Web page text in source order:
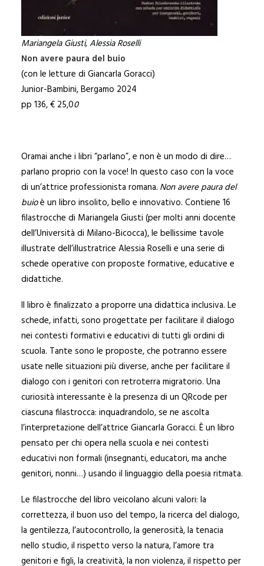
Mariangela Giusti, Alessia Roselli
Non avere paura del buio
(con le letture di Giancarla Goracci)
Junior-Bambini, Bergamo 2024
pp 136, € 25,00
Oramai anche i libri “parlano”, e non è un modo di dire…
parlano proprio con la voce! In questo caso con la voce
di un’attrice professionista romana. Non avere paura del
buioè un libro insolito, bello e innovativo. Contiene 16
filastrocche di Mariangela Giusti (per molti anni docente
dell’Università di Milano-Bicocca), le bellissime tavole
illustrate dell’illustratrice Alessia Roselli e una serie di
schede operative con proposte formative, educative e
didattiche.
Il libro è finalizzato a proporre una didattica inclusiva. Le
schede, infatti, sono progettate per facilitare il dialogo
nei contesti formativi e educativi di tutti gli ordini di
scuola. Tante sono le proposte, che potranno essere
usate nelle situazioni più diverse, anche per facilitare il
dialogo con i genitori con retroterra migratorio. Una
curiosità interessante è la presenza di un QRcode per
ciascuna filastrocca: inquadrandolo, se ne ascolta
l’interpretazione dell’attrice Giancarla Goracci. È un libro
pensato per chi opera nella scuola e nei contesti
educativi non formali (insegnanti, educatori, ma anche
genitori, nonni…) usando il linguaggio della poesia ritmata.
Le filastrocche del libro veicolano alcuni valori: la
correttezza, il buon uso del tempo, la ricerca del dialogo,
la gentilezza, l’autocontrollo, la generosità, la tenacia
nello studio, il rispetto verso la natura, l’amore tra
genitori e figli, la creatività, la non violenza, il rispetto per